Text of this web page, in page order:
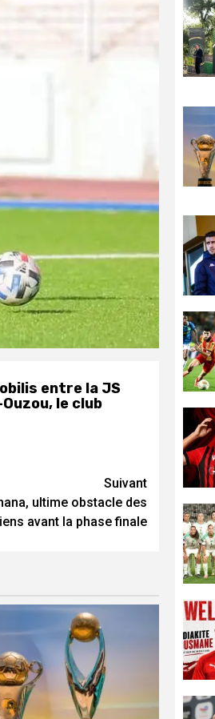
entre la JS
le club
Suivant
ultime obstacle des
avant la phase finale